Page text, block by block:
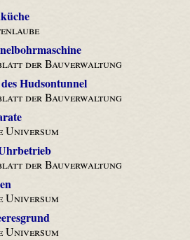
der Bauverwaltung
Hudsontunnel
der Bauverwaltung
Universum
der Bauverwaltung
Universum
Universum